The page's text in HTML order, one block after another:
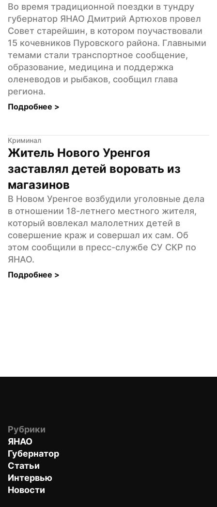
Во время традиционной поездки в тундру
губернатор ЯНАО Дмитрий Артюхов провел
Совет старейшин, в котором поучаствовали
15 кочевников Пуровского района. Главными
темами стали транспортное сообщение,
образование, медицина и поддержка
оленеводов и рыбаков, сообщил глава
региона.
Подробнее >
Криминал
Житель Нового Уренгоя
заставлял детей воровать из
магазинов
В Новом Уренгое возбудили уголовные дела
в отношении 18-летнего местного жителя,
который вовлекал малолетних детей в
совершение краж и совершал их сам. Об
этом сообщили в пресс-службе СУ СКР по
ЯНАО.
Подробнее >
Рубрики
ЯНАО
Губернатор
Статьи
Интервью
Новости